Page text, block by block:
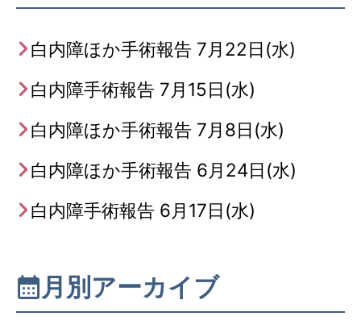
白内障ほか手術報告 7月22日(水)
白内障手術報告 7月15日(水)
白内障ほか手術報告 7月8日(水)
白内障ほか手術報告 6月24日(水)
白内障手術報告 6月17日(水)
月別アーカイブ